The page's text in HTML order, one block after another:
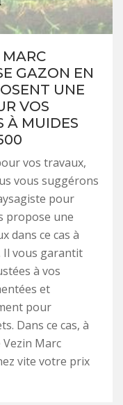
MARC
GAZON EN
UNE
VOS
À MUIDES
vos travaux,
vous suggérons
pour
propose une
dans ce cas à
Il vous garantit
à vos
et
pour
Dans ce cas, à
Vezin Marc
vite votre prix